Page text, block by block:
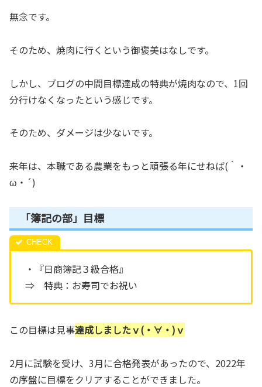
無念です。
そのため、焼肉に行くという御褒美はなしです。
しかし、ブログの中間目標達成の特典が焼肉なので、1回
分行けなくなったという感じです。
そのため、ダメージは少ないです。
来年は、本職である農業をもっと頑張る年にせねば(｀・
ω・´)
「簿記の部」目標
・『日商簿記３級合格』
⇒ 特典：お寿司でお祝い
この目標は見事達成しましたｖ(・∀・)ｖ
2月に試験を受け、3月に合格発表があったので、2022年
の序盤に目標をクリアすることができました。